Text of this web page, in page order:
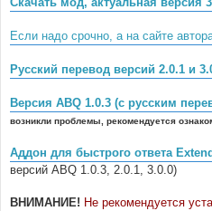
Если надо срочно, а на сайте
Русский перевод версий 2.0.1 и
Версия ABQ 1.0.3 (с русским
возникли проблемы, рекомендуется
Аддон для быстрого ответа
версий ABQ 1.0.3, 2.0.1, 3.0.0)
ВНИМАНИЕ! Не рекомендуется